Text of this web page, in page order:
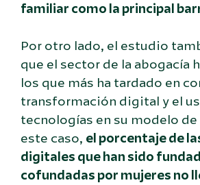
familiar como la principal
Por otro lado, el estudio
que el sector de la abogacía
los que más ha tardado en
transformación digital y el
tecnologías en su modelo de
este caso, el porcentaje de
digitales que han sido
cofundadas por mujeres no